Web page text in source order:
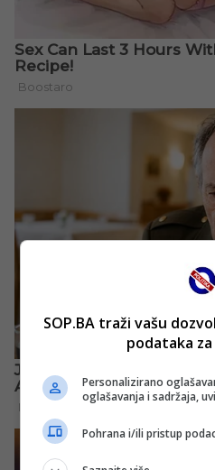
SOP.BA traži vašu
podataka
Personalizirano
oglašavanja i sadržaja,
Pohrana i/ili pristup